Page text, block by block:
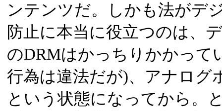
ンテンツだ。しかも法がデ
防止に本当に役立つのは、
のDRMはかっちりかかって
行為は違法だが)、アナログ
という状態になってから。